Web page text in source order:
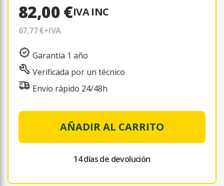
82,00 €IVA INC
67,77 €+IVA
Garantía 1 año
Verificada por un técnico
Envío rápido 24/48h
AÑADIR AL CARRITO
14 días de devolución